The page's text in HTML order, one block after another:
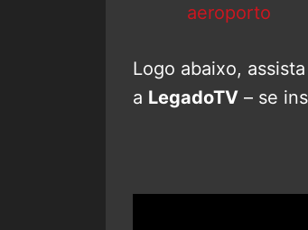
aeroporto
Logo abaixo,
a LegadoTV – se